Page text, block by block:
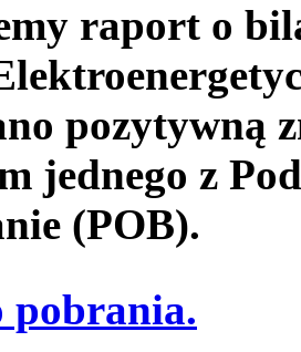
raport o
pozytywną
jednego z
(POB).
pobrania.